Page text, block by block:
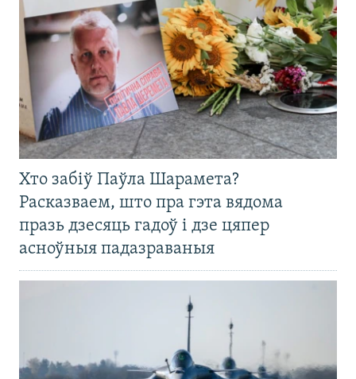
Хто забіў Паўла Шарамета?
Расказваем, што пра гэта вядома
празь дзесяць гадоў і дзе цяпер
асноўныя падазраваныя